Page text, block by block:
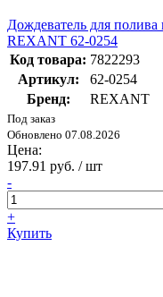
Дождеватель для
REXANT 62-0254
Код товара: 7822293
Артикул:
62-0254
Бренд:
REXANT
Под заказ
Обновлено 07.08.2026
Цена:
197.91 руб. / шт
-
+
Купить